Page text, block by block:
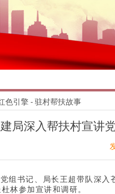
色引擎 - 驻村帮扶故事
局深入帮扶村宣讲
组书记、局长王超带队深入
林参加宣讲和调研。